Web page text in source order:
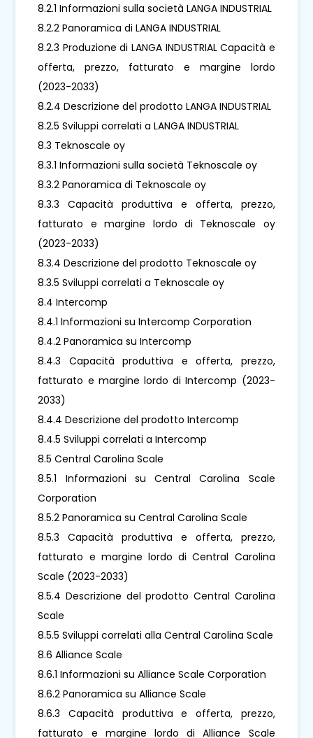
8.2.1 Informazioni sulla società LANGA INDUSTRIAL
8.2.2 Panoramica di LANGA INDUSTRIAL
8.2.3 Produzione di LANGA INDUSTRIAL Capacità e
offerta, prezzo, fatturato e margine lordo
(2023-2033)
8.2.4 Descrizione del prodotto LANGA INDUSTRIAL
8.2.5 Sviluppi correlati a LANGA INDUSTRIAL
8.3 Teknoscale oy
8.3.1 Informazioni sulla società Teknoscale oy
8.3.2 Panoramica di Teknoscale oy
8.3.3 Capacità produttiva e offerta, prezzo,
fatturato e margine lordo di Teknoscale oy
(2023-2033)
8.3.4 Descrizione del prodotto Teknoscale oy
8.3.5 Sviluppi correlati a Teknoscale oy
8.4 Intercomp
8.4.1 Informazioni su Intercomp Corporation
8.4.2 Panoramica su Intercomp
8.4.3 Capacità produttiva e offerta, prezzo,
fatturato e margine lordo di Intercomp (2023-
2033)
8.4.4 Descrizione del prodotto Intercomp
8.4.5 Sviluppi correlati a Intercomp
8.5 Central Carolina Scale
8.5.1 Informazioni su Central Carolina Scale
Corporation
8.5.2 Panoramica su Central Carolina Scale
8.5.3 Capacità produttiva e offerta, prezzo,
fatturato e margine lordo di Central Carolina
Scale (2023-2033)
8.5.4 Descrizione del prodotto Central Carolina
Scale
8.5.5 Sviluppi correlati alla Central Carolina Scale
8.6 Alliance Scale
8.6.1 Informazioni su Alliance Scale Corporation
8.6.2 Panoramica su Alliance Scale
8.6.3 Capacità produttiva e offerta, prezzo,
fatturato e margine lordo di Alliance Scale